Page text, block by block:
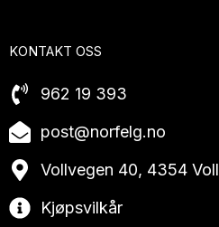
KONTAKT OSS
962 19 393
post@norfelg.no
Vollvegen 40, 4354 Voll
Kjøpsvilkår